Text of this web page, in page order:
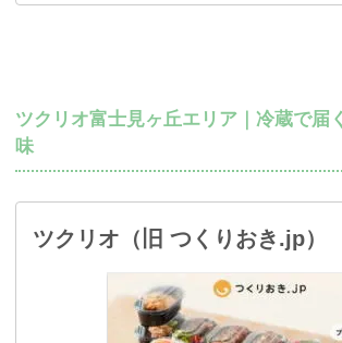
ツクリオ富士見ヶ丘エリア｜冷蔵で届
味
ツクリオ（旧 つくりおき.jp）